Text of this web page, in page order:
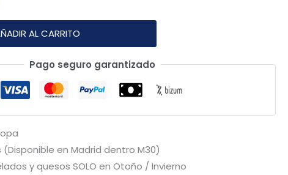
AL CARRITO
Pago seguro garantizado
(Disponible en Madrid dentro M30)
y quesos SOLO en Otoño / Invierno